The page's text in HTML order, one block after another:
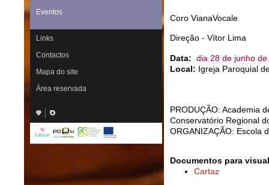
Eventos
Links
Contactos
Mapa do site
Área reservada
Coro VianaVocale
Direção - Vítor Lima
Data: dia 28 de junho
Local: Igreja Paroquial
PRODUÇÃO: Academia
Conservatório Regional
ORGANIZAÇÃO: Escola
Documentos para
Cartaz